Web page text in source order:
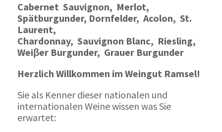
Cabernet Sauvignon, Merlot,
Spätburgunder, Dornfelder, Acolon, St.
Laurent,
Chardonnay, Sauvignon Blanc, Riesling,
Weiβer Burgunder, Grauer Burgunder
Herzlich Willkommen im Weingut Ramsel!
Sie als Kenner dieser nationalen und
internationalen Weine wissen was Sie
erwartet: